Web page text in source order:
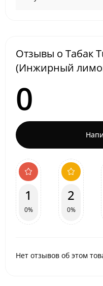
Отзывы о Табак
(Инжирный
0
1
0%
2
0%
Нет отзывов об этом